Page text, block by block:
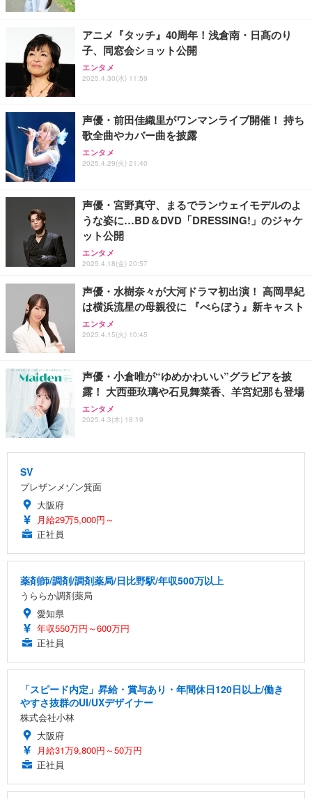
アニメ『タッチ』40周年！浅倉南・日髙のり
子、同窓会ショット公開
エンタメ
2025.4.30(水) 11:59
声優・前田佳織里がワンマンライブ開催！ 持ち
歌全曲やカバー曲を披露
エンタメ
2025.4.29(火) 21:40
声優・宮野真守、まるでランウェイモデルのよ
うな姿に…BD＆DVD「DRESSING!」のジャケ
ット公開
エンタメ
2025.4.18(金) 20:57
声優・水樹奈々が大河ドラマ初出演！ 高岡早紀
は横浜流星の母親役に 『べらぼう』新キャスト
エンタメ
2025.4.15(火) 10:45
声優・小倉唯が“ゆめかわいい”グラビアを披
露！ 大西亜玖璃や石見舞菜香、羊宮妃那も登場
エンタメ
2025.4.3(木) 18:19
SV
プレザンメゾン箕面
大阪府
月給29万5,000円～
正社員
薬剤師/調剤/調剤薬局/日比野駅/年収500万以上
うららか調剤薬局
愛知県
年収550万円～600万円
正社員
「スピード内定」昇給・賞与あり・年間休日120日以上/働き
やすさ抜群のUI/UXデザイナー
株式会社小林
大阪府
月給31万9,800円～50万円
正社員